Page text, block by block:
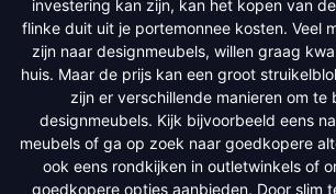
investering kan zijn, kan het kopen van
flinke duit uit je portemonnee kosten. Veel
zijn naar designmeubels, willen graag
huis. Maar de prijs kan een groot
zijn er verschillende manieren om te
designmeubels. Kijk bijvoorbeeld eens
meubels of ga op zoek naar goedkopere
ook eens rondkijken in outletwinkels of
goedkopere opties aanbieden. Door slim